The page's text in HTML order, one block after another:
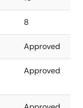
8
Approved
Approved